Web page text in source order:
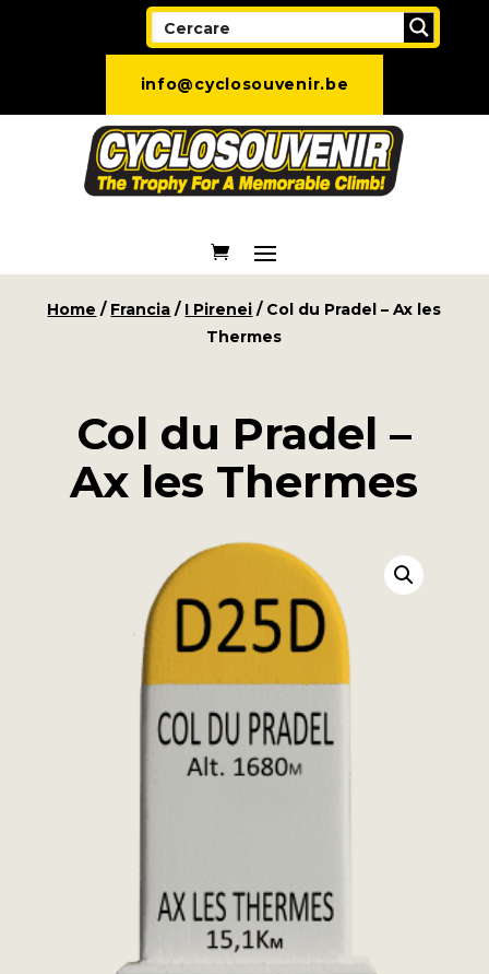
info@cyclosouvenir.be
Home / Francia / I Pirenei / Col du Pradel – Ax les
Thermes
Col du Pradel –
Ax les Thermes